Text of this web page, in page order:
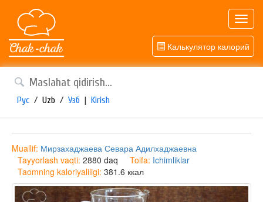
Калькулятор калорий
Рус / Uzb / Узб | Kirish
Muallif: Мирзахаджаева Севара Адилхаджаевна
Tayyorlash vaqti: 2880 daq Toifa: Ichimliklar
Taomning kaloriyaliligi: 381.6 ккал